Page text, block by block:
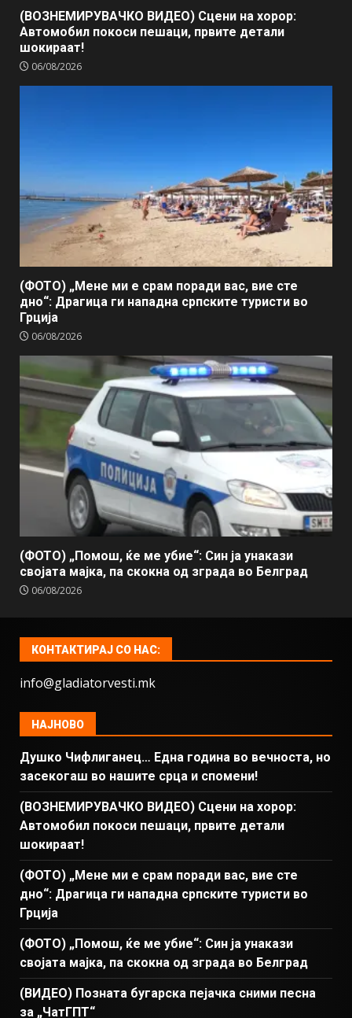
(ВОЗНЕМИРУВАЧКО ВИДЕО) Сцени на хорор:
Автомобил покоси пешаци, првите детали
шокираат!
06/08/2026
(ФОТО) „Мене ми е срам поради вас, вие сте
дно“: Драгица ги нападна српските туристи во
Грција
06/08/2026
(ФОТО) „Помош, ќе ме убие“: Син ја унакази
својата мајка, па скокна од зграда во Белград
06/08/2026
КОНТАКТИРАЈ СО НАС:
info@gladiatorvesti.mk
НАЈНОВО
Душко Чифлиганец… Eдна година во вечноста, но
засекогаш во нашите срца и спомени!
(ВОЗНЕМИРУВАЧКО ВИДЕО) Сцени на хорор:
Автомобил покоси пешаци, првите детали
шокираат!
(ФОТО) „Мене ми е срам поради вас, вие сте
дно“: Драгица ги нападна српските туристи во
Грција
(ФОТО) „Помош, ќе ме убие“: Син ја унакази
својата мајка, па скокна од зграда во Белград
(ВИДЕО) Позната бугарска пејачка сними песна
за „ЧатГПТ“